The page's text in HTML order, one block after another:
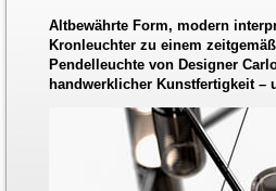
Altbewährte Form, modern
Kronleuchter zu einem
Pendelleuchte von Designer
handwerklicher Kunstfertigkeit